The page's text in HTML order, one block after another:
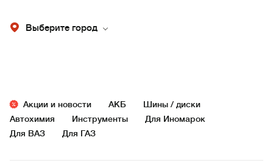
Выберите город
Акции и новости АКБ
Шины / диски
Автохимия
Инструменты
Для Иномарок
Для ВАЗ
Для ГАЗ